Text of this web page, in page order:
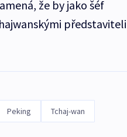
že by jako šéf
představiteli
Peking Tchaj-wan